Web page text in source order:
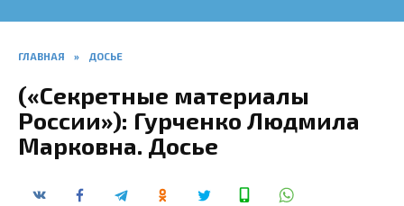
ГЛАВНАЯ » ДОСЬЕ
(«Секретные материалы
России»): Гурченко Людмила
Марковна. Досье